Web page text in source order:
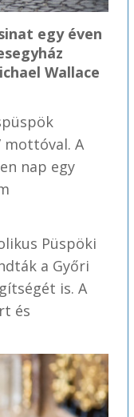
egy éven
Wallace
mottóval. A
nap egy
Püspöki
a Győri
is. A
és